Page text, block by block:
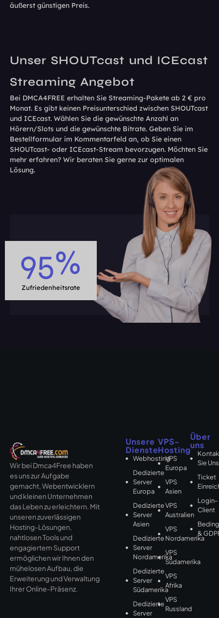
äußerst günstigen Preis.
Unser SHOUTcast und ICEcast
Streaming Angebot
Bei DMCA4FREE erhalten Sie Streaming-Pakete ab 2 € pro
Monat. Es gibt keinen Preisunterschied zwischen SHOUTcast
und ICEcast. Wählen Sie die gewünschte Anzahl an
Hörern/Slots und die gewünschte Bitrate. Geben Sie im
Bestellformular im Kommentarfeld an, ob Sie einen
SHOUTcast- oder ICEcast-Stream bevorzugen. Möchten Sie
mehr erfahren? Wir beraten Sie gerne zur optimalen
Lösung.
Zufriedenheitsrate
95%
Wir bei Dmca4Free haben
es uns zur Aufgabe
gemacht, Webentwicklern
und kleinen Unternehmen
das Leben zu erleichtern. Mit
unseren zuverlässigen
Hosting-Lösungen,
nahtlosen Tools und
engagiertem Support
ermöglichen wir Ihnen den
mühelosen Aufbau, die
Erweiterung und Verwaltung
Ihrer Online-Präsenz.
Unsere
Dienste
Webhosting
Dedizierte
Server
Europa
Dedizierte
Server
Asien
Dedizierte
Server
Nordamerika
Dedizierte
Server
Südamerika
Dedizierte
Server
VPS-
Hosting
VPS
Europa
VPS
Asien
VPS
Australien
VPS
Nordamerika
VPS
Südamerika
VPS
Afrika
VPS
Russland
Über
uns
Sie Uns
Ticket
Login-
Client
&